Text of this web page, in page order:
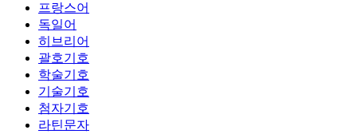
프랑스어
독일어
히브리어
괄호기호
학술기호
기술기호
첨자기호
라틴문자